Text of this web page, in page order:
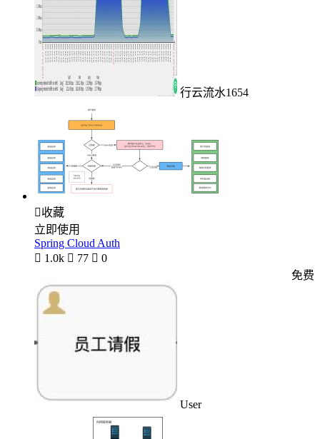
行云流水1654
收藏
立即使用
Spring Cloud Auth
 1.0k  77  0
User
免费